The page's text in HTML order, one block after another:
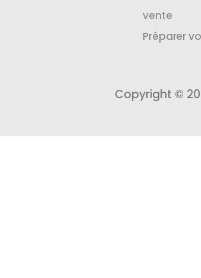
vente
Préparer
Copyright ©